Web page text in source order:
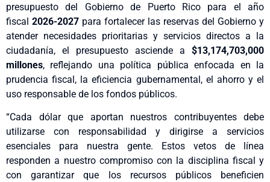
presupuesto del Gobierno de Puerto Rico para el año
fiscal 2026-2027 para fortalecer las reservas del Gobierno y
atender necesidades prioritarias y servicios directos a la
ciudadanía, el presupuesto asciende a $13,174,703,000
millones, reflejando una política pública enfocada en la
prudencia fiscal, la eficiencia gubernamental, el ahorro y el
uso responsable de los fondos públicos.
“Cada dólar que aportan nuestros contribuyentes debe
utilizarse con responsabilidad y dirigirse a servicios
esenciales para nuestra gente. Estos vetos de línea
responden a nuestro compromiso con la disciplina fiscal y
con garantizar que los recursos públicos beneficien